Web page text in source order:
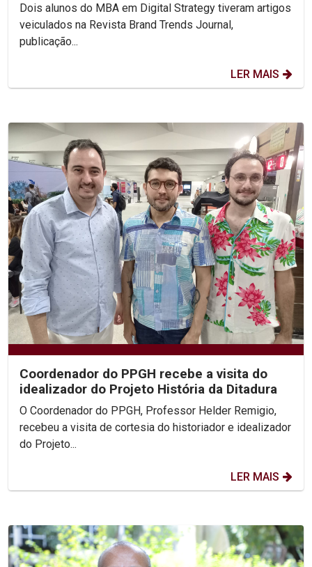
Dois alunos do MBA em Digital Strategy tiveram artigos
veiculados na Revista Brand Trends Journal,
publicação...
LER MAIS
Coordenador do PPGH recebe a visita do
idealizador do Projeto História da Ditadura
O Coordenador do PPGH, Professor Helder Remigio,
recebeu a visita de cortesia do historiador e idealizador
do Projeto...
LER MAIS